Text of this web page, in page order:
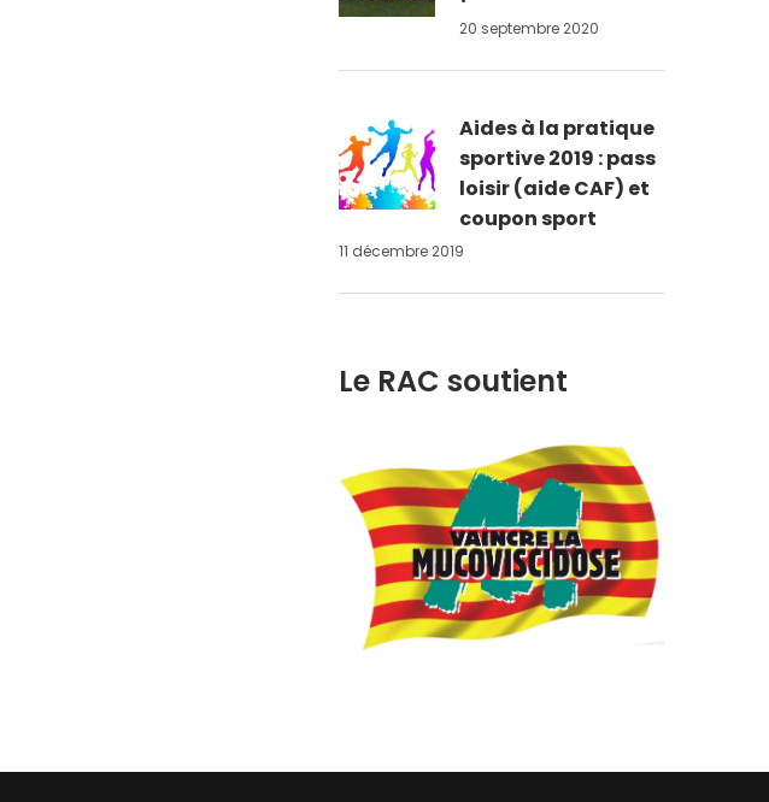
20 septembre 2020
Aides à la pratique
sportive 2019 : pass
loisir (aide CAF) et
coupon sport
11 décembre 2019
Le RAC soutient